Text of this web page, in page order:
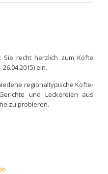
Sie recht herzlich zum Köfte
ein.
regionaltypische Köfte-
und Leckereien aus
zu probieren.